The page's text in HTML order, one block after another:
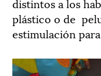
distintos a los
plástico o de
estimulación